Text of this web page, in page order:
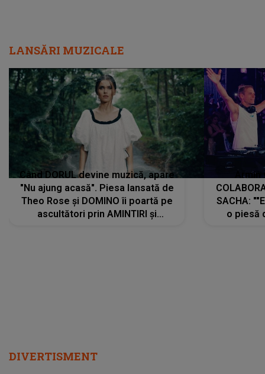
LANSĂRI MUZICALE
Când DORUL devine muzică, apare
"Nu ajung acasă". Piesa lansată de
Theo Rose și DOMINO îi poartă pe
ascultători prin AMINTIRI și
SACHA:
o piesă
DIVERTISMENT